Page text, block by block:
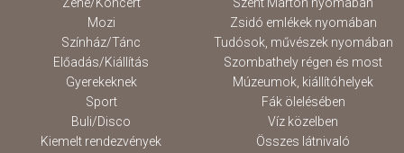
Mozi
Színház/Tánc
Előadás/Kiállítás
Gyerekeknek
Sport
Buli/Disco
Kiemelt rendezvények
Zsidó emlékek nyomában
Tudósok, művészek nyomában
Szombathely régen és most
Múzeumok, kiállítóhelyek
Fák ölelésében
Víz közelben
Összes látnivaló